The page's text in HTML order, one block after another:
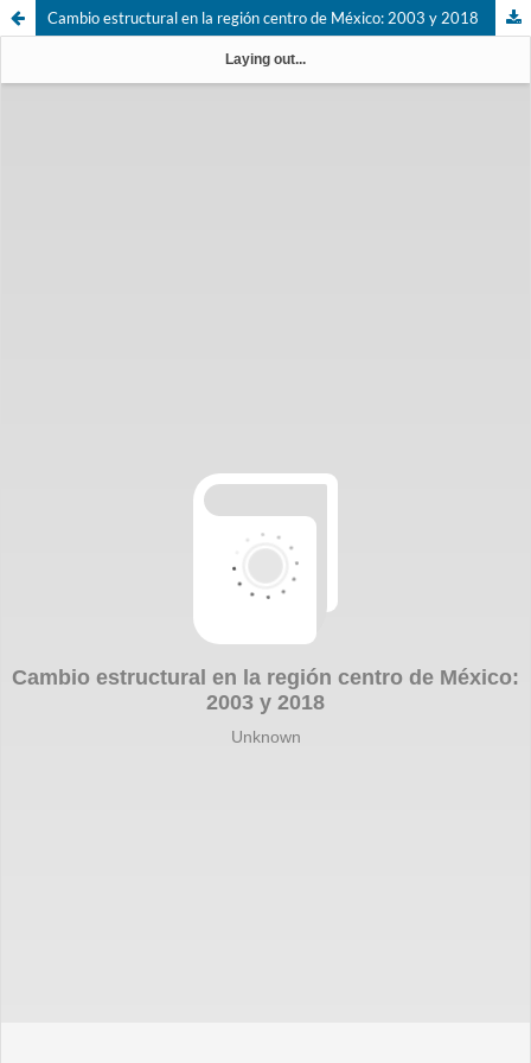
Cambio estructural en la región centro de México: 2003 y 2018